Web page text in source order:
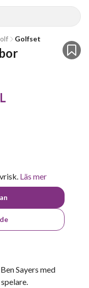
Golfset
Läs mer
Sayers med